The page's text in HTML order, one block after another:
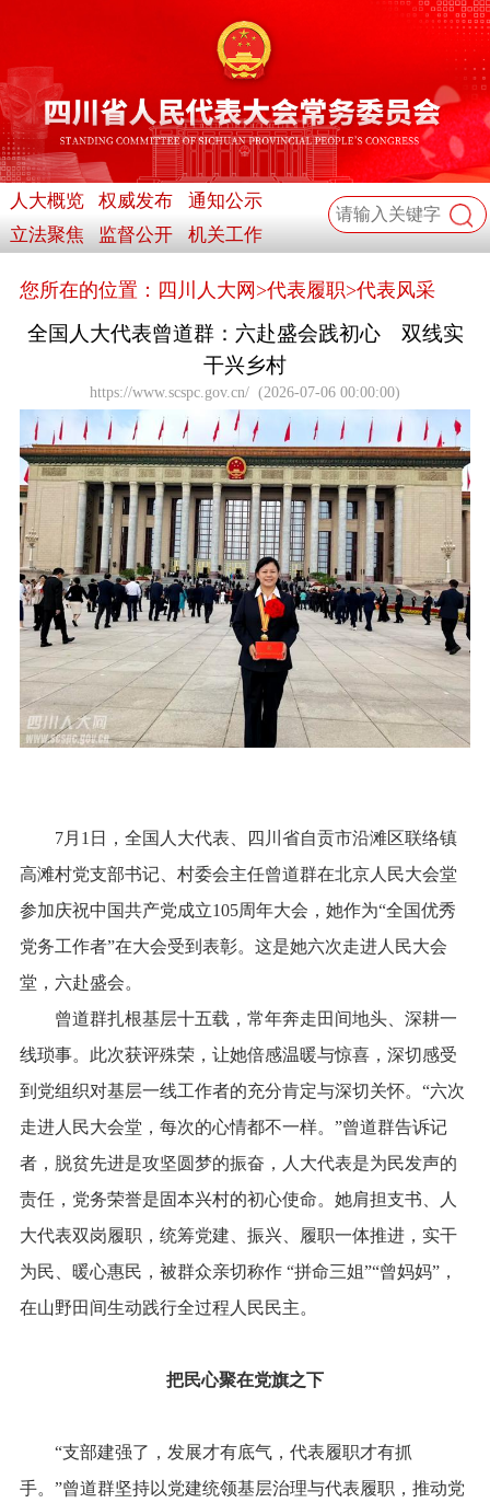
人大概览 权威发布
通知公示
立法聚焦
监督公开 机关工作
您所在的位置： 四川人大网 >代表履职>代表风采
全国人大代表曾道群：六赴盛会践初心 双线实
干兴乡村
https://www.scspc.gov.cn/ (2026-07-06 00:00:00)
7月1日，全国人大代表、四川省自贡市沿滩区联络镇
高滩村党支部书记、村委会主任曾道群在北京人民大会堂
参加庆祝中国共产党成立105周年大会，她作为“全国优秀
党务工作者”在大会受到表彰。这是她六次走进人民大会
堂，六赴盛会。
曾道群扎根基层十五载，常年奔走田间地头、深耕一
线琐事。此次获评殊荣，让她倍感温暖与惊喜，深切感受
到党组织对基层一线工作者的充分肯定与深切关怀。“六次
走进人民大会堂，每次的心情都不一样。”曾道群告诉记
者，脱贫先进是攻坚圆梦的振奋，人大代表是为民发声的
责任，党务荣誉是固本兴村的初心使命。她肩担支书、人
大代表双岗履职，统筹党建、振兴、履职一体推进，实干
为民、暖心惠民，被群众亲切称作 “拼命三姐”“曾妈妈”，
在山野田间生动践行全过程人民民主。
把民心聚在党旗之下
“支部建强了，发展才有底气，代表履职才有抓
手。”曾道群坚持以党建统领基层治理与代表履职，推动党